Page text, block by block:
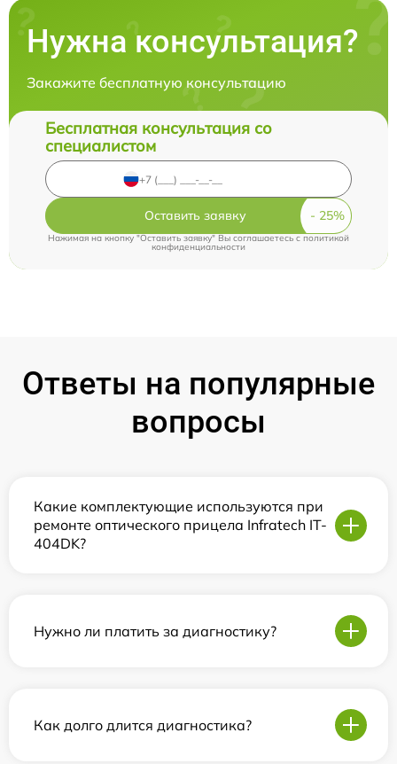
Нужна консультация?
Закажите бесплатную консультацию
Бесплатная консультация со
специалистом
Оставить заявку
Нажимая на кнопку "Оставить заявку" Вы соглашаетесь c политикой
конфиденциальности
Ответы на популярные
вопросы
Какие комплектующие используются при
ремонте оптического прицела Infratech IT-
404DK?
Нужно ли платить за диагностику?
Как долго длится диагностика?